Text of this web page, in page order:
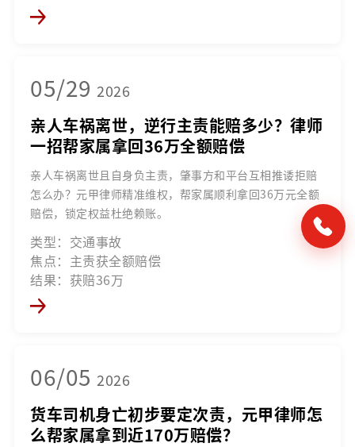
05/29 2026
亲人车祸离世，逆行主责能赔多少？律师
一招帮家属拿回36万全额赔偿
亲人车祸离世且自身负主责，肇事方和平台互相推诿拒赔
怎么办？元甲律师精准维权，帮家属顺利拿回36万元全额
赔偿，锁定权益杜绝赖账。
类型：交通事故
焦点：主责获全额赔偿
结果：获赔36万
06/05 2026
货车司机身亡初步要定次责，元甲律师怎
么帮家属拿到近170万赔偿？